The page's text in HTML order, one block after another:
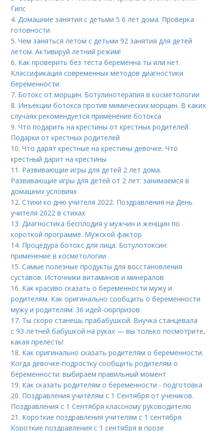
Гипс
4. Домашние занятия с детьми 5 6 лет дома. Проверка
готовности
5.Чем заняться летом с детьми 92 занятия для детей
летом. Активируй летний режим!
6. Как проверить без теста беременна ты или нет.
Классификация современных методов диагностики
беременности:
7. Ботокс от морщин. Ботулинотерапия в косметологии
8. Инъекции ботокса против мимических морщин. В каких
случаях рекомендуется применение ботокса
9.Что подарить на крестины от крестных родителей.
Подарки от крестных родителей
10.Что дарят крестные на крестины девочке. Что
крестный дарит на крестины
11. Развивающие игры для детей 2 лет дома.
Развивающие игры для детей от 2 лет: занимаемся в
домашних условиях
12.Стихи ко дню учителя 2022. Поздравления на День
учителя 2022 в стихах
13. Диагностика бесплодия у мужчин и женщин по
короткой программе. Мужской фактор
14. Процедура ботокс для лица. Ботулотоксин:
применение в косметологии
15.Самые полезные продукты для восстановления
суставов. Источники витаминов и минералов
16. Как красиво сказать о беременности мужу и
родителям. Как оригинально сообщить о беременности
мужу и родителям: 36 идей-сюрпризов
17. Ты скоро станешь прабабушкой. Внучка станцевала
с 93-летней бабушкой на руках — вы только посмотрите,
какая прелесть!
18. Как оригинально сказать родителям о беременности.
Когда девочке-подростку сообщить родителям о
беременности: выбираем правильный момент
19. Как сказать родителям о беременности - подготовка
20. Поздравления учителям с 1 Сентября от учеников.
Поздравления с 1 Сентября классному руководителю
21. Короткие поздравления учителям с 1 сентября.
Короткие поздравления с 1 сентября в прозе